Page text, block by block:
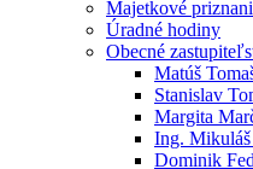
Majetkové
Úradné hodiny
Obecné
Matúš
Stanislav
Margita
Ing.
Dominik